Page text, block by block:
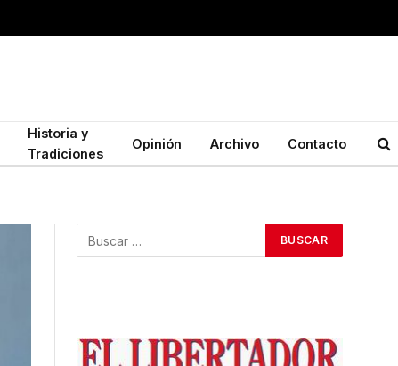
Historia y
Tradiciones
Opinión Archivo Contacto